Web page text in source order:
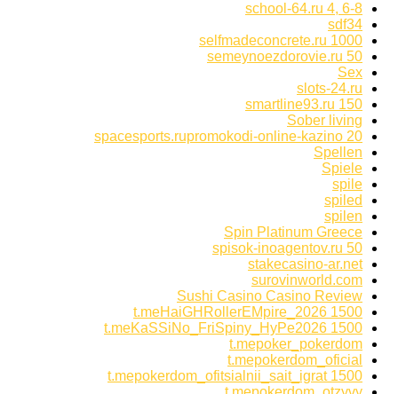
school-64.ru 4, 6-8
sdf34
selfmadeconcrete.ru 1000
semeynoezdorovie.ru 50
Sex
slots-24.ru
smartline93.ru 150
Sober living
spacesports.rupromokodi-online-kazino 20
Spellen
Spiele
spile
spiled
spilen
Spin Platinum Greece
spisok-inoagentov.ru 50
stakecasino-ar.net
surovinworld.com
Sushi Casino Casino Review
t.meHaiGHRollerEMpire_2026 1500
t.meKaSSiNo_FriSpiny_HyPe2026 1500
t.mepoker_pokerdom
t.mepokerdom_oficial
t.mepokerdom_ofitsialnii_sait_igrat 1500